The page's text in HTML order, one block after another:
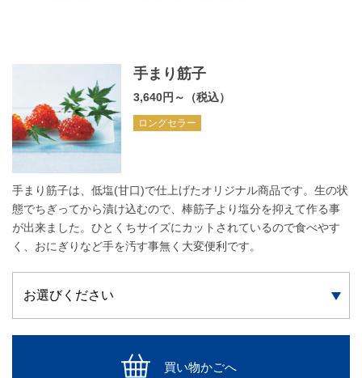
手まり筋子
3,640円～（税込）
ロングセラー
手まり筋子は、低塩(甘口)で仕上げたオリジナル商品です。生の状
態でちぎってから漬け込むので、棒筋子より塩分を抑えて作る事
が出来ました。ひとくちサイズにカットされているので食べやす
く、おにぎりなど手を汚す事無く大変便利です。
買い物かごへ